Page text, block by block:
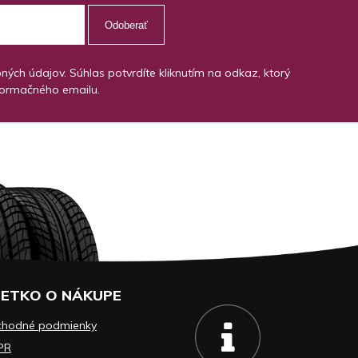
Odoberať
údajov. Súhlas potvrdíte kliknutím na odkaz, ktorý
emailu.
O NÁKUPE
podmienky